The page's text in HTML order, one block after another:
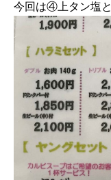
今回は④上タン塩と